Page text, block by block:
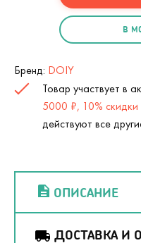
В
Бренд: DOIY
Товар участвует в
5000 ₽, 10%
действуют все
ОПИСАНИЕ
ДОСТАВКА И